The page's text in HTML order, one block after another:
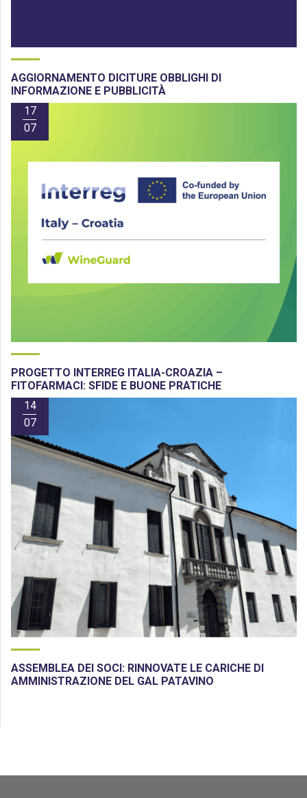
AGGIORNAMENTO DICITURE OBBLIGHI DI
INFORMAZIONE E PUBBLICITÀ
17
07
PROGETTO INTERREG ITALIA-CROAZIA –
FITOFARMACI: SFIDE E BUONE PRATICHE
14
07
ASSEMBLEA DEI SOCI: RINNOVATE LE CARICHE DI
AMMINISTRAZIONE DEL GAL PATAVINO